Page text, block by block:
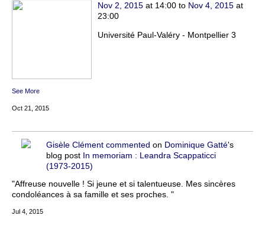
Nov 2, 2015at 14:00 to Nov 4, 2015at
23:00
Université Paul-Valéry - Montpellier 3
See More
Oct 21, 2015
Gisèle Clément commented on Dominique Gatté's
blog post In memoriam : Leandra Scappaticci
(1973-2015)
"Affreuse nouvelle ! Si jeune et si talentueuse. Mes sincères
condoléances à sa famille et ses proches. "
Jul 4, 2015